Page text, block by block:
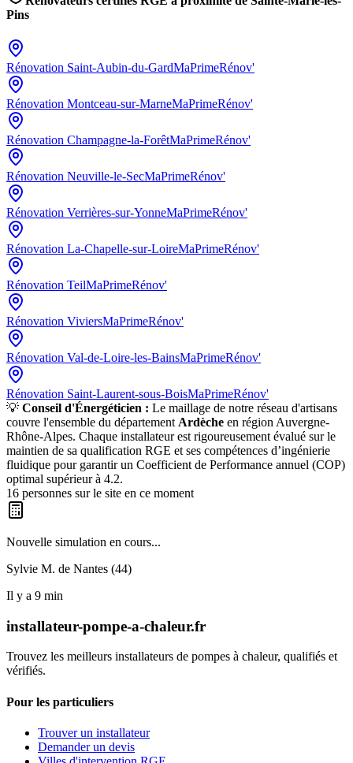
Pins
Rénovation Saint-Aubin-du-GardMaPrimeRénov'
Rénovation Montceau-sur-MarneMaPrimeRénov'
Rénovation Champagne-la-ForêtMaPrimeRénov'
Rénovation Neuville-le-SecMaPrimeRénov'
Rénovation Verrières-sur-YonneMaPrimeRénov'
Rénovation La-Chapelle-sur-LoireMaPrimeRénov'
Rénovation TeilMaPrimeRénov'
Rénovation ViviersMaPrimeRénov'
Rénovation Val-de-Loire-les-BainsMaPrimeRénov'
Rénovation Saint-Laurent-sous-BoisMaPrimeRénov'
💡 Conseil d'Énergéticien : Le maillage de notre réseau d'artisans
couvre l'ensemble du département Ardèche en région Auvergne-
Rhône-Alpes. Chaque installateur est rigoureusement évalué sur le
maintien de sa qualification RGE et ses compétences d’ingénierie
fluidique pour garantir un Coefficient de Performance annuel (COP)
optimal supérieur à 4.2.
16 personnes sur le site en ce moment
Nouvelle simulation en cours...
Sylvie M. de Nantes (44)
Il y a 9 min
installateur-pompe-a-chaleur.fr
Trouvez les meilleurs installateurs de pompes à chaleur, qualifiés et
vérifiés.
Pour les particuliers
Trouver un installateur
Demander un devis